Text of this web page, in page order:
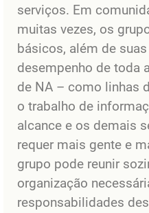
serviços. Em
muitas vezes, os
básicos, além de
desempenho de toda
de NA – como linhas
o trabalho de
alcance e os demais
requer mais gente e
grupo pode reunir
organização
responsabilidades